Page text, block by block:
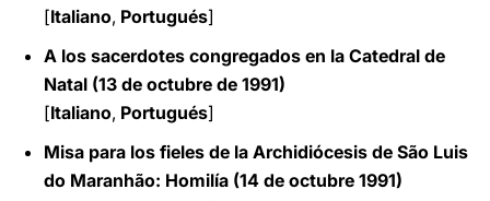
[Italiano, Portugués]
A los sacerdotes congregados en la Catedral de
Natal (13 de octubre de 1991)
[Italiano, Portugués]
Misa para los fieles de la Archidiócesis de São Luis
do Maranhão: Homilía (14 de octubre 1991)